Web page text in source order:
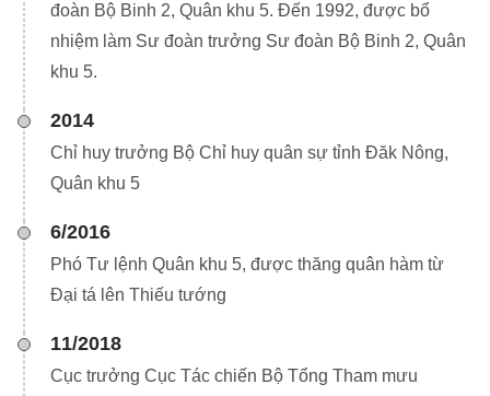
đoàn Bộ Binh 2, Quân khu 5. Đến 1992, được bổ
nhiệm làm Sư đoàn trưởng Sư đoàn Bộ Binh 2, Quân
khu 5.
2014
Chỉ huy trưởng Bộ Chỉ huy quân sự tỉnh Đăk Nông,
Quân khu 5
6/2016
Phó Tư lệnh Quân khu 5, được thăng quân hàm từ
Đại tá lên Thiếu tướng
11/2018
Cục trưởng Cục Tác chiến Bộ Tổng Tham mưu